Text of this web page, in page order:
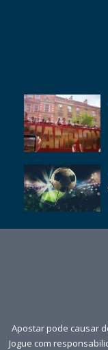
Apostar pode causar
Jogue com